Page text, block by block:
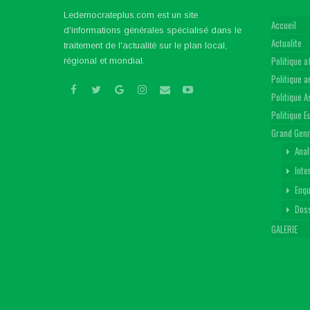
Ledemocrateplus.com est un site
d'informations générales spécialisé dans le
traitement de l'actualité sur le plan local,
régional et mondial.
Accueil
Actualite
Politique
Politique
Politique
Politique
Grand
GALERIE